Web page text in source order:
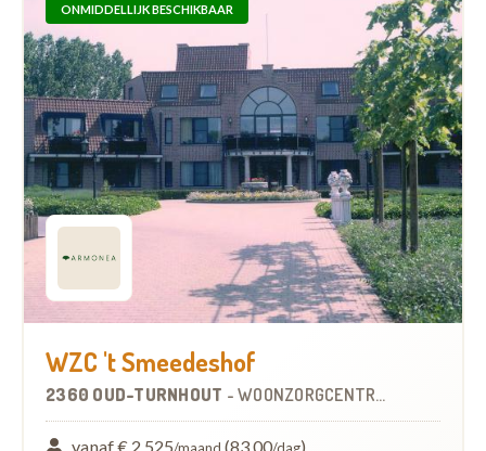
ONMIDDELLIJK BESCHIKBAAR
WZC 't Smeedeshof
2360 OUD-TURNHOUT - WOONZORGCENTRUM (WZC)
vanaf € 2.525 (83,00 )